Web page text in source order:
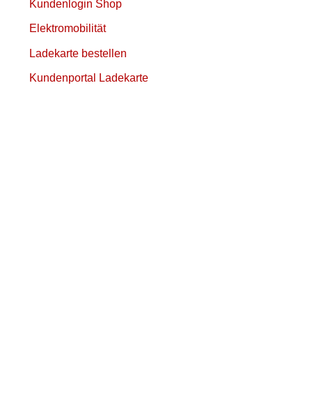
Kundenlogin Shop
Elektromobilität
Ladekarte bestellen
Kundenportal Ladekarte